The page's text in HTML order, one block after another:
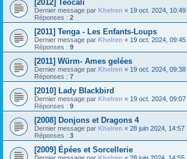
[2012] Teocali
Dernier message par Khelren « 19 oct. 2024, 10:49
Réponses : 2
[2011] Tenga - Les Enfants-Loups
Dernier message par Khelren « 19 oct. 2024, 09:45
Réponses : 9
[2011] Würm- Ames gelées
Dernier message par Khelren « 19 oct. 2024, 09:38
Réponses : 7
[2010] Lady Blackbird
Dernier message par Khelren « 19 oct. 2024, 09:07
Réponses : 9
[2008] Donjons et Dragons 4
Dernier message par Khelren « 28 juin 2024, 14:57
Réponses : 3
[2009] Épées et Sorcellerie